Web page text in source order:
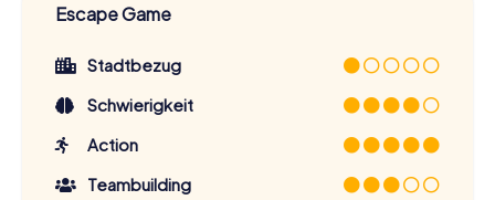
Escape Game
Stadtbezug
Schwierigkeit
Action
Teambuilding